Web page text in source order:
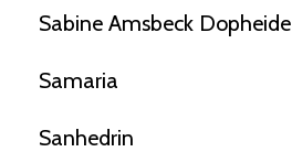
Sabine Amsbeck Dopheide
Samaria
Sanhedrin